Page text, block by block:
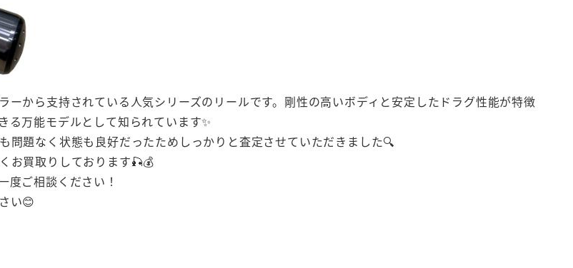
から支持されている人気シリーズのリールです。剛性の高いボディと安定したドラグ性能が特徴
る万能モデルとして知られています✨
題なく状態も良好だったためしっかりと査定させていただきました🔍
お買取りしております🎣💰
度ご相談ください！
い😊